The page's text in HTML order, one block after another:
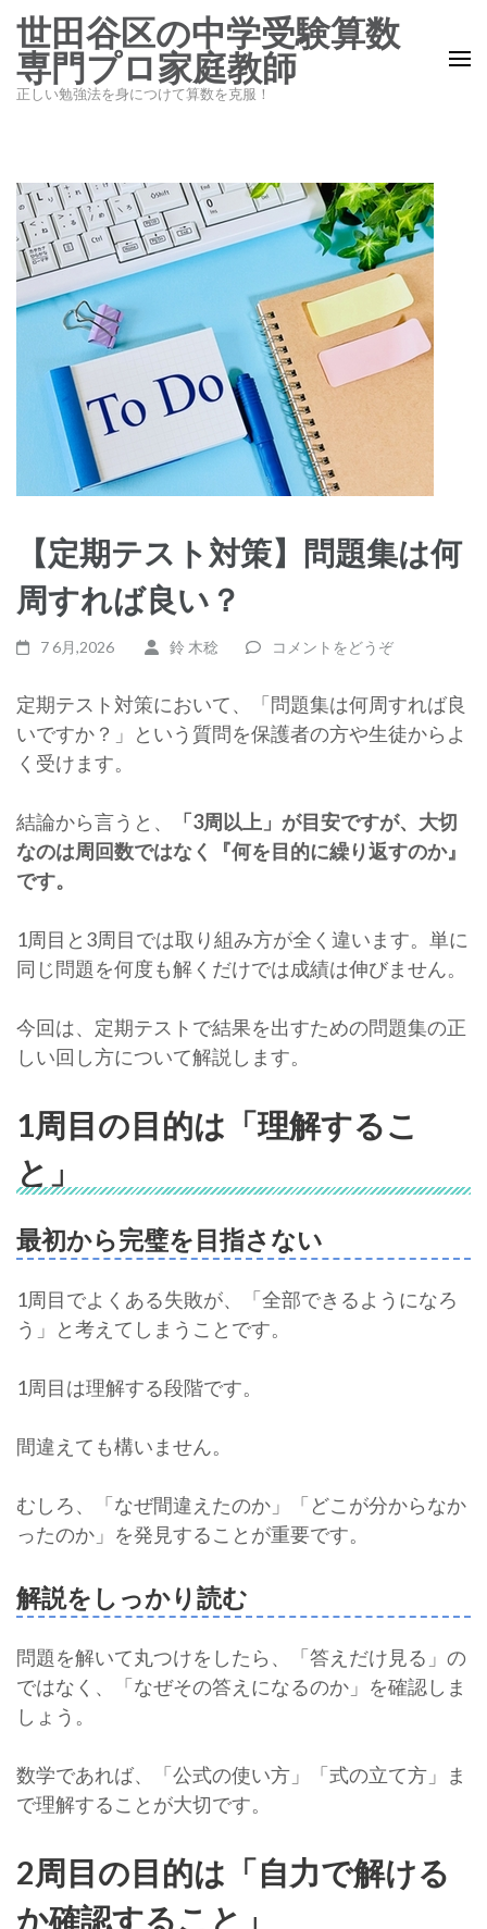
テ
ン
ス
ッ
プ
(Enter
世田谷区の中学受験算数
専門プロ家庭教師
正しい勉強法を身につけて算数を克服！
【定期テスト対策】問題集は何
周すれば良い？
7 6月,2026 鈴 木稔 コメントをどうぞ
定期テスト対策において、「問題集は何周すれば良
いですか？」という質問を保護者の方や生徒からよ
く受けます。
結論から言うと、
「3周以上」が目安ですが、大切
なのは周回数ではなく『何を目的に繰り返すのか』
です。
1周目と3周目では取り組み方が全く違います。単に
同じ問題を何度も解くだけでは成績は伸びません。
今回は、定期テストで結果を出すための問題集の正
しい回し方について解説します。
1周目の目的は「理解するこ
と」
最初から完璧を目指さない
1周目でよくある失敗が、「全部できるようになろ
う」と考えてしまうことです。
1周目は理解する段階です。
間違えても構いません。
むしろ、「なぜ間違えたのか」「どこが分からなか
ったのか」を発見することが重要です。
解説をしっかり読む
問題を解いて丸つけをしたら、「答えだけ見る」の
ではなく、「なぜその答えになるのか」を確認しま
しょう。
数学であれば、「公式の使い方」「式の立て方」ま
で理解することが大切です。
2周目の目的は「自力で解ける
か確認すること」